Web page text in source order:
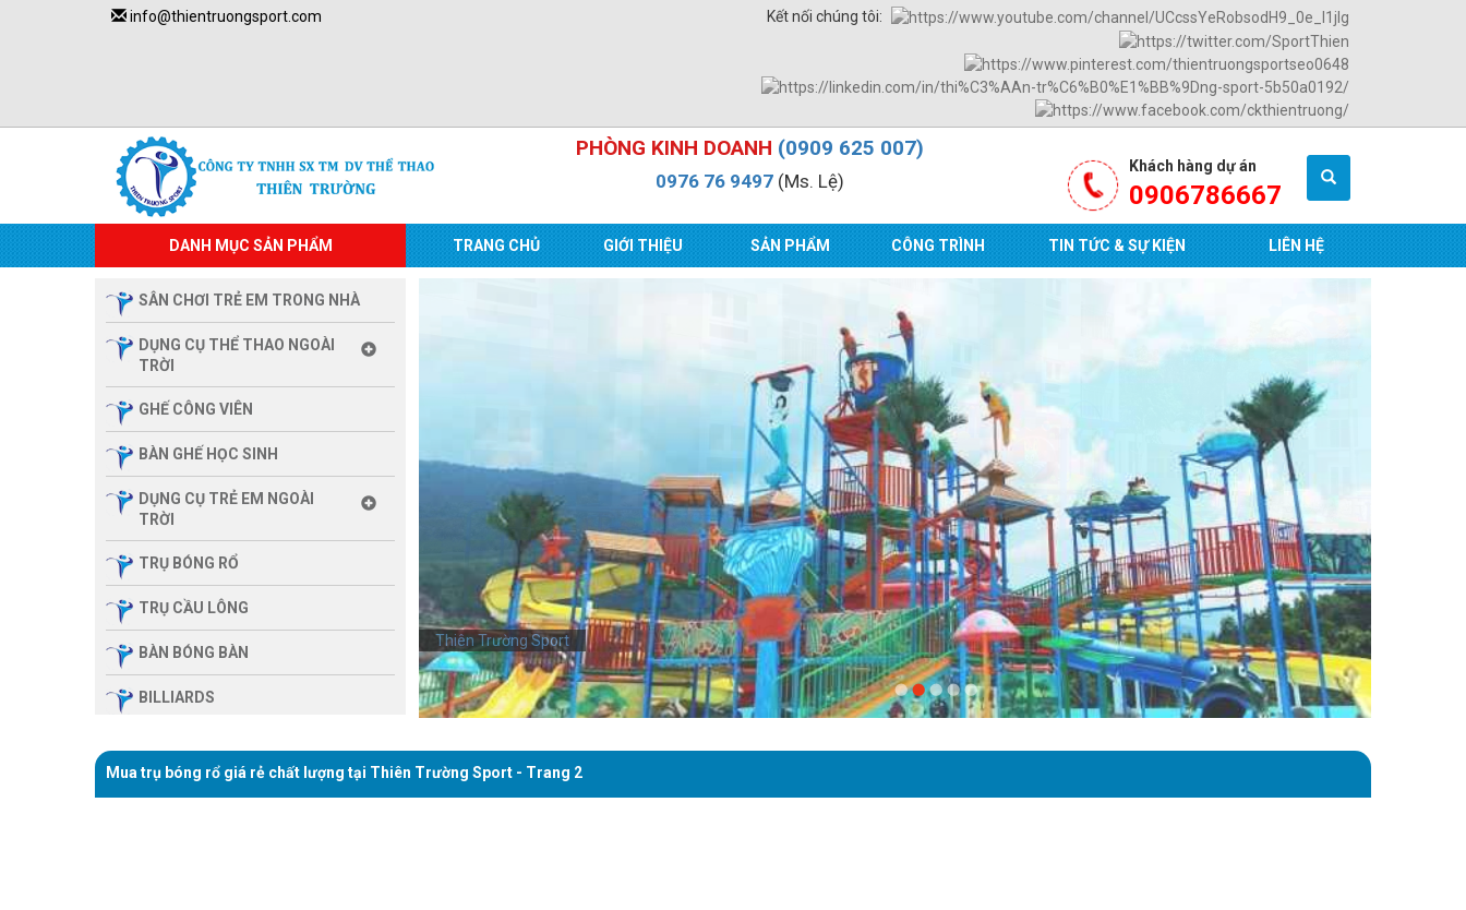
info@thientruongsport.com Kết nối chúng tôi:
PHÒNG KINH DOANH (0909 625 007)
0976 76 9497(Ms. Lệ)
Khách hàng dự án
0906786667
DANH MỤC SẢN PHẨM TRANG CHỦ GIỚI THIỆU SẢN PHẨM CÔNG TRÌNH TIN TỨC & SỰ KIỆN LIÊN HỆ
SÂN CHƠI TRẺ EM TRONG NHÀ
DỤNG CỤ THỂ THAO NGOÀI
TRỜI
GHẾ CÔNG VIÊN
BÀN GHẾ HỌC SINH
DỤNG CỤ TRẺ EM NGOÀI
TRỜI
TRỤ BÓNG RỔ
TRỤ CẦU LÔNG
BÀN BÓNG BÀN
BILLIARDS
ĐÌNH
Thiên Trường Sport
Mua trụ bóng rổ giá rẻ chất lượng tại Thiên Trường Sport - Trang 2